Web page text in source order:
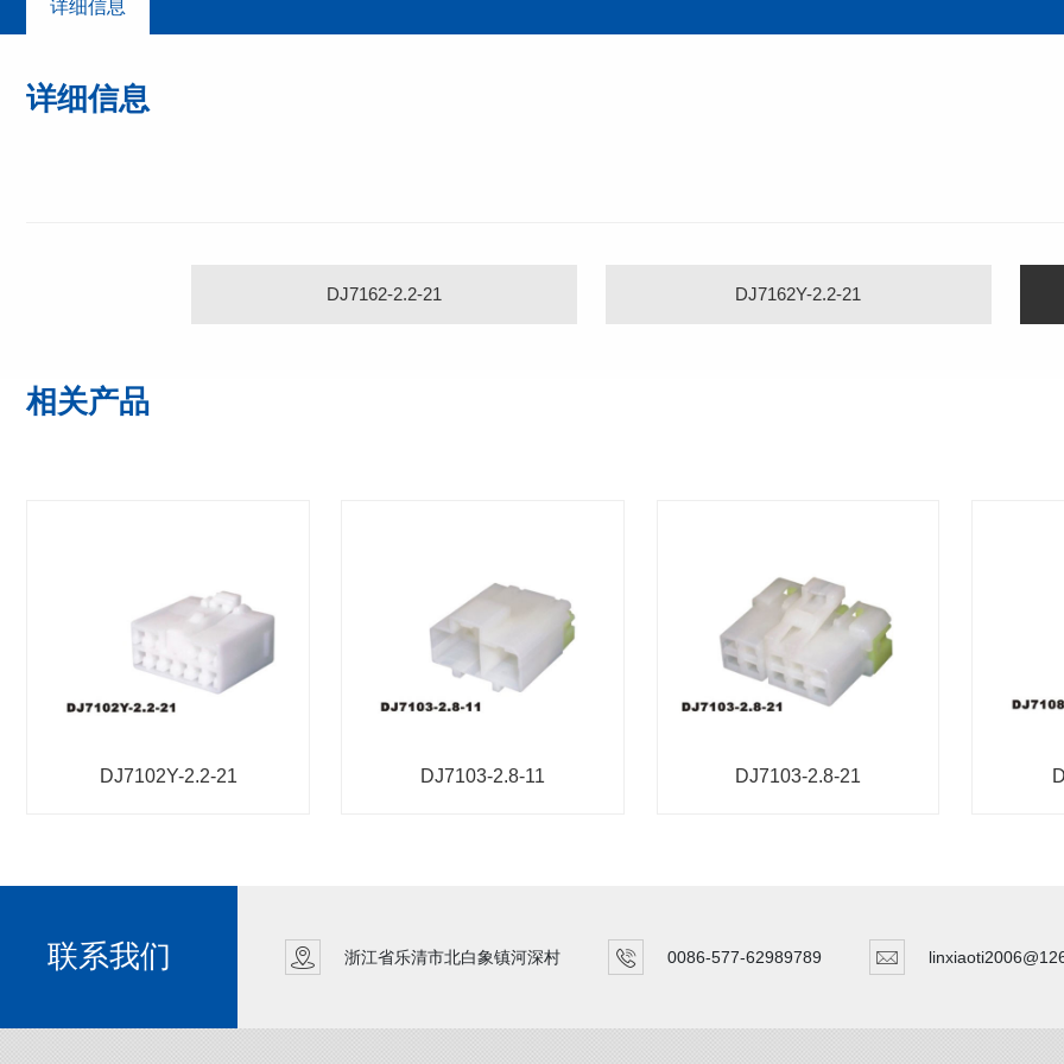
详细信息
详细信息
DJ7162-2.2-21 DJ7162Y-2.2-21
相关产品
DJ7102Y-2.2-21 DJ7103-2.8-11 DJ7103-2.8-21
联系我们 浙江省乐清市北白象镇河深村 0086-577-62989789